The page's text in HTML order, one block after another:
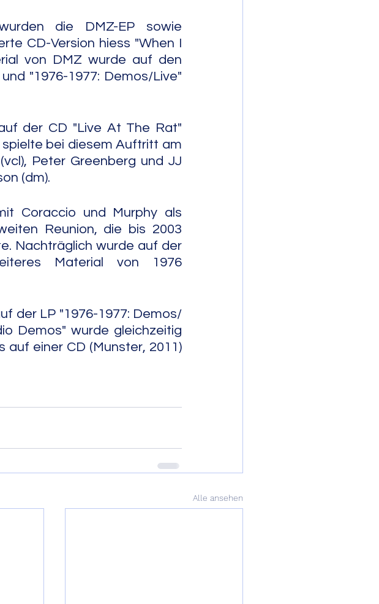
die DMZ-EP sowie
CD-Version hiess "When I
von DMZ wurde auf den
"1976-1977: Demos/Live"
der CD "Live At The Rat"
bei diesem Auftritt am
Peter Greenberg und JJ
(dm).
Coraccio und Murphy als
Reunion, die bis 2003
Nachträglich wurde auf der
Material von 1976
der LP "1976-1977: Demos/
Demos" wurde gleichzeitig
auf einer CD (Munster, 2011)
Alle ansehen